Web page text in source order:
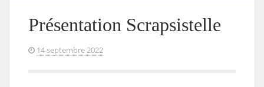
Présentation Scrapsistelle
14 septembre 2022